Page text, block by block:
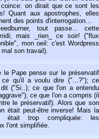
on dirait que ce sont les
Quant aux apostrophes, elles
des points d'interrogation...
tout passe... cette
mais _rien_ ce soir! ("flux
mon oeil: c'est Wordpress
son travail).
le Pape pense sur le préservatif
ce qu'il a voulu dire ("...?"); ce
("Si..); ce que l'on a entendu
ce que l'on a compris (il
le préservatif). Alors que son
était peut-être inverse! Mais la
était trop compliquée: les
l'ont simplifiée.